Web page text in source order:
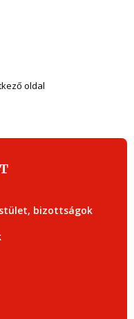
oldal
bizottságok